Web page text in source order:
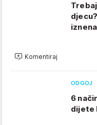
Komentiraj
ODGOJ
6
dijete